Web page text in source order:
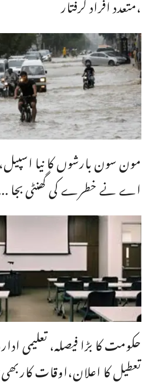
مون سون بارشوں کا نیا
اے نے خطرے کی گھنٹی بجا
حکومت کا بڑا فیصلہ، تعلیمی
تعطیل کا اعلان،اوقات